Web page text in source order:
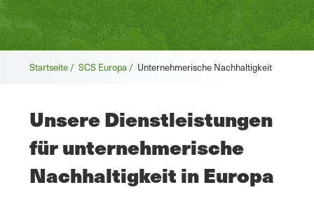
Brotkrümel
Startseite / SCS Europa / Unternehmerische Nachhaltigkeit
Unsere Dienstleistungen
für unternehmerische
Nachhaltigkeit in Europa